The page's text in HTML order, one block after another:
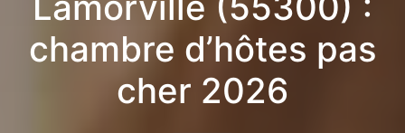
chambre d’hôtes pas
cher 2026